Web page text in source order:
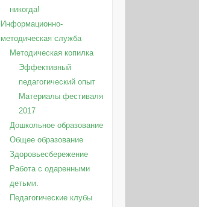
никогда!
Информационно-
методическая служба
Методическая копилка
Эффективный
педагогический опыт
Материалы фестиваля
2017
Дошкольное образование
Общее образование
Здоровьесбережение
Работа с одаренными
детьми.
Педагогические клубы